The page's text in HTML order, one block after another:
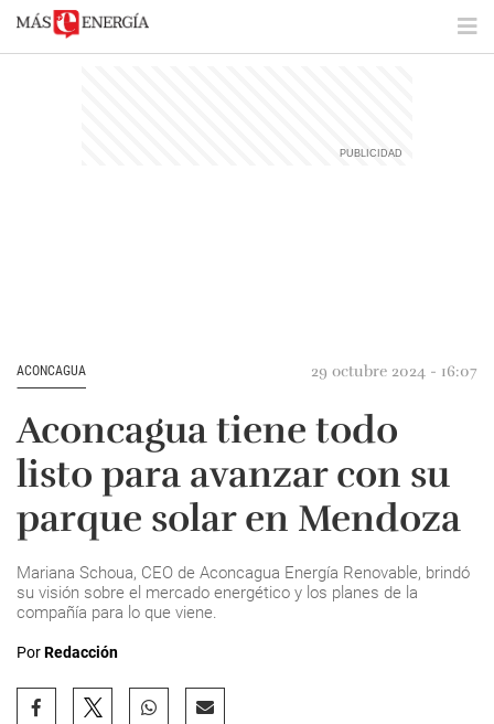
ACONCAGUA 29 octubre 2024 - 16:07
Aconcagua tiene todo
listo para avanzar con su
parque solar en Mendoza
Mariana Schoua, CEO de Aconcagua Energía Renovable, brindó
su visión sobre el mercado energético y los planes de la
compañía para lo que viene.
PorRedacción